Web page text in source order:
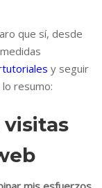
que sí, desde
y seguir
resumo:
visitas